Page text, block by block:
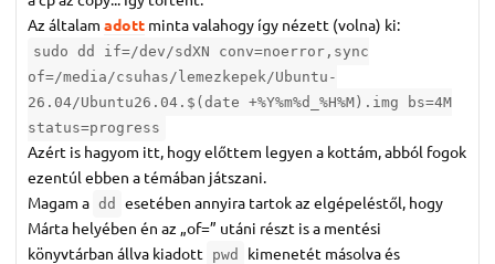
Az általam adott minta valahogy így nézett (volna) ki:
sudo dd if=/dev/sdXN conv=noerror,sync
of=/media/csuhas/lemezkepek/Ubuntu-
26.04/Ubuntu26.04.$(date +%Y%m%d_%H%M).img bs=4M
status=progress
Azért is hagyom itt, hogy előttem legyen a kottám, abból fogok
ezentúl ebben a témában játszani.
Magam a dd
esetében annyira tartok az elgépeléstől, hogy
Márta helyében én az „of=” utáni részt is a mentési
könyvtárban állva kiadott
pwd
kimenetét másolva és